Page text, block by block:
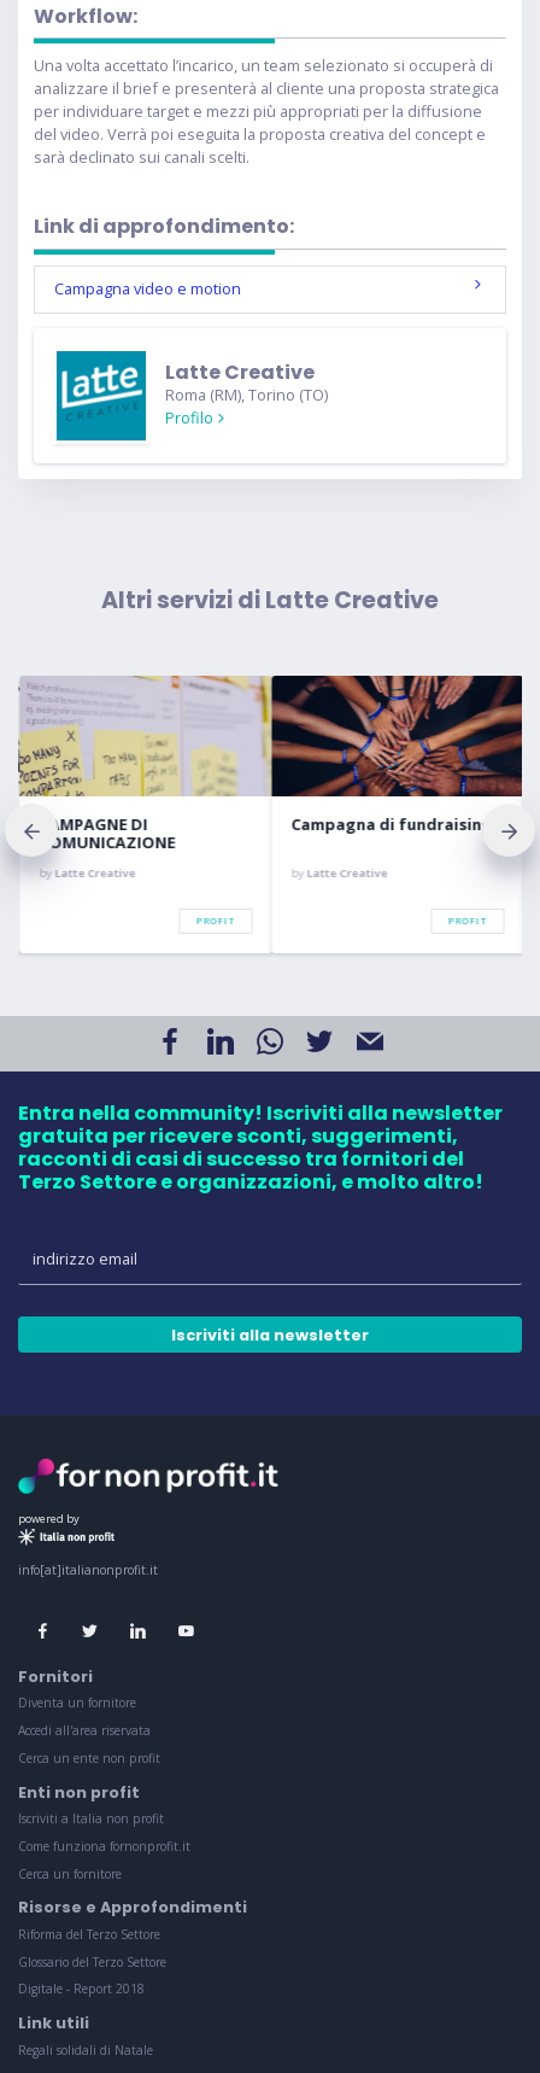
Workflow:
Una volta accettato l’incarico, un team selezionato si occuperà di
analizzare il brief e presenterà al cliente una proposta strategica
per individuare target e mezzi più appropriati per la diffusione
del video. Verrà poi eseguita la proposta creativa del concept e
sarà declinato sui canali scelti.
Link di approfondimento:
Campagna video e motion
Latte Creative
Roma (RM), Torino (TO)
Profilo
Altri servizi di Latte Creative
CAMPAGNE DI
COMUNICAZIONE
INTEGRATA
by Latte Creative
PROFIT
Campagna di fundraising
by Latte Creative
PROFIT
Entra nella community! Iscriviti alla newsletter
gratuita per ricevere sconti, suggerimenti,
racconti di casi di successo tra fornitori del
Terzo Settore e organizzazioni, e molto altro!
Iscriviti alla newsletter
powered by
info[at]italianonprofit.it
Fornitori
Diventa un fornitore
Accedi all'area riservata
Cerca un ente non profit
Enti non profit
Iscriviti a Italia non profit
Come funziona fornonprofit.it
Cerca un fornitore
Risorse e Approfondimenti
Riforma del Terzo Settore
Glossario del Terzo Settore
Digitale - Report 2018
Link utili
Regali solidali di Natale